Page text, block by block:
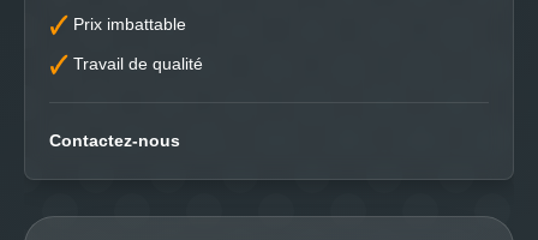
Prix imbattable
Travail de qualité
Contactez-nous